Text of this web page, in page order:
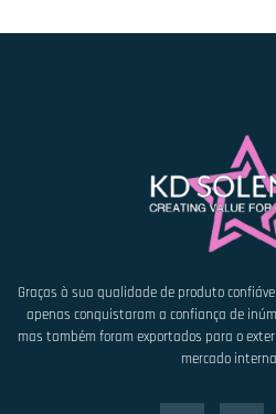
Graças à sua qualidade de produto
apenas conquistaram a confiança de
mas também foram exportados para o
mercado